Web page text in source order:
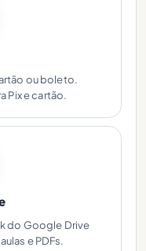
ou boleto.
Pix e cartão.
do Google Drive
e PDFs.